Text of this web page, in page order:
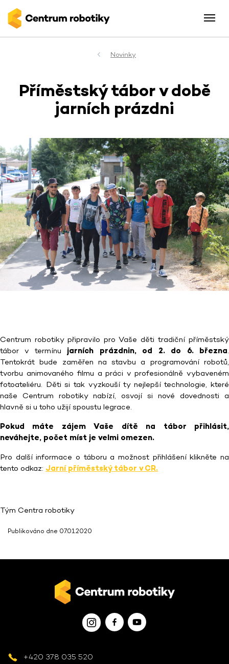
Novinky
Příměstský tábor v době
jarních prázdni
Centrum robotiky připravilo pro Vaše děti tradiční příměstský
tábor v termínu jarních prázdnin, od 2. do 6. března
Tentokrát bude zaměřen na stavbu a programování robotů,
tvorbu animovaného filmu a práci v profesionálně vybaveném
fotoateliéru. Děti si tak vyzkouší ty nejlepší technologie, které
naše Centrum robotiky nabízí, osvojí si nové dovednosti a
hlavně si u toho užijí spoustu legrace.
Pokud máte zájem Vaše dítě na tábor přihlásit,
neváhejte, počet míst je velmi omezen.
Pro další informace o táboru a možnost přihlášení klikněte na
tento odkaz: Jarní příměstský tábor v CR.
Tým Centra robotiky
Publikováno dne 07.01.2020
+420 378 035 520